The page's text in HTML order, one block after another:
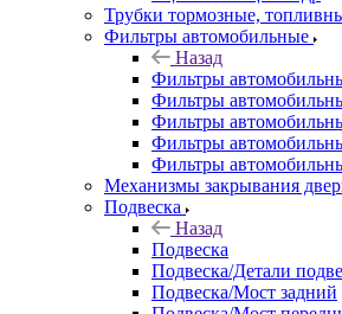
Трубки тормозные,
Фильтры автомобильные
Назад
Фильтры
Фильтры
Фильтры
Фильтры
Фильтры
Механизмы закрывания
Подвеска
Назад
Подвеска
Подвеска/Детали
Подвеска/Мост задний